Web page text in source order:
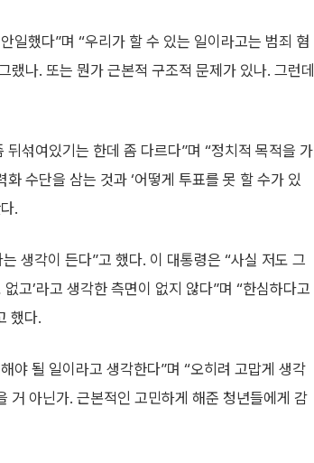
일했다”며 “우리가 할 수 있는 일이라고는 범죄 혐
나. 또는 뭔가 근본적 구조적 문제가 있나. 그런데
뒤섞여있기는 한데 좀 다르다”며 “정치적 목적을 가
수단을 삼는 것과 ‘어떻게 투표를 못 할 수가 있
.
생각이 든다”고 했다. 이 대통령은 “사실 저도 그
고’라고 생각한 측면이 없지 않다”며 “한심하다고
했다.
야 될 일이라고 생각한다”며 “오히려 고맙게 생각
거 아닌가. 근본적인 고민하게 해준 청년들에게 감